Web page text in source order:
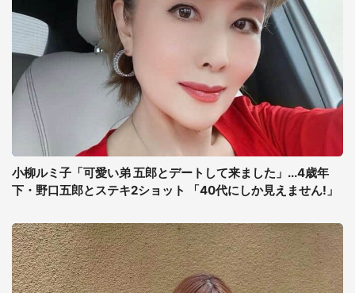
小柳ルミ子「可愛い弟 五郎とデートして来ました」...4歳年
下・野口五郎とステキ2ショット 「40代にしか見えません!」